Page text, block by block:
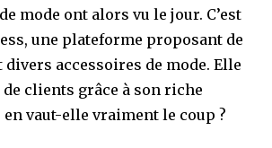
mode ont alors vu le jour. C’est
une plateforme proposant de
accessoires de mode. Elle
clients grâce à son riche
en vaut-elle vraiment le coup ?